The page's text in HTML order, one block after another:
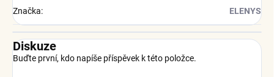
Značka: ELENYS
Diskuze
Buďte první, kdo napíše příspěvek k této položce.